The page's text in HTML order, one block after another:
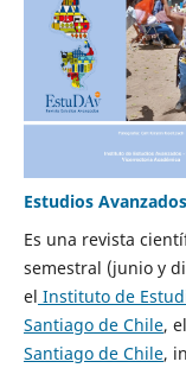
Estudios Avanzados
Es una revista
semestral (junio y
el Instituto de
Santiago de Chile,
Santiago de Chile,